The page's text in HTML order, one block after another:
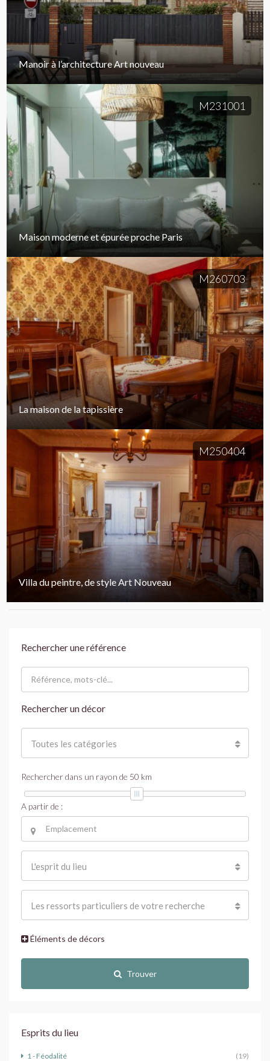
Manoir à l’architecture Art nouveau
M231001
Maison moderne et épurée proche Paris
M260703
La maison de la tapissière
M250404
Villa du peintre, de style Art Nouveau
Rechercher une référence
Rechercher un décor
Toutes les catégories
Rechercher dans un rayon de 50 km
A partir de :
L'esprit du lieu
Les ressorts particuliers de votre recherche
Éléments de décors
Trouver
Esprits du lieu
1 - Féodalité
(19)